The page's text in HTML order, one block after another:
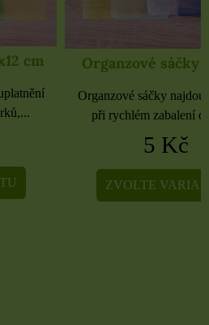
cm Organzové sáčky
Organzové sáčky najdou
při rychlém zabalení
5 Kč
ZVOLTE